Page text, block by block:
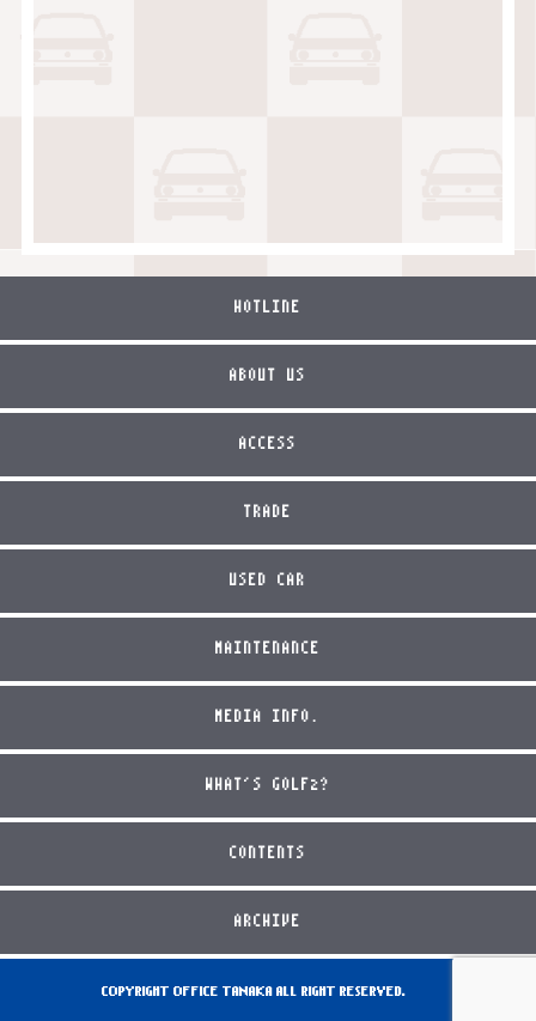
HOTLINE
ABOUT US
ACCESS
TRADE
USED CAR
MAINTENANCE
MEDIA INFO.
WHAT'S GOLF2?
CONTENTS
ARCHIVE
COPYRIGHT OFFICE TANAKA ALL RIGHT RESERVED.